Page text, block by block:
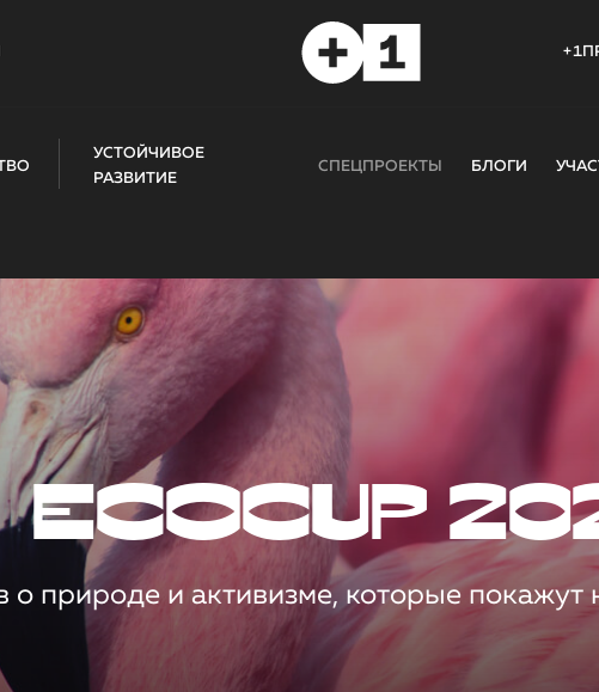
УСТОЙЧИВОЕ
РАЗВИТИЕ
СПЕЦПРОЕКТЫ БЛОГИ
ECOCUP
о природе и активизме, которые покажут